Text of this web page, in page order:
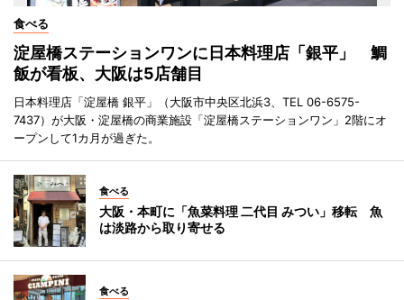
食べる
淀屋橋ステーションワンに日本料理店「銀平」 鯛
飯が看板、大阪は5店舗目
日本料理店「淀屋橋 銀平」（大阪市中央区北浜3、TEL 06-6575-
7437）が大阪・淀屋橋の商業施設「淀屋橋ステーションワン」2階にオ
ープンして1カ月が過ぎた。
食べる
大阪・本町に「魚菜料理 二代目 みつい」移転 魚
は淡路から取り寄せる
食べる